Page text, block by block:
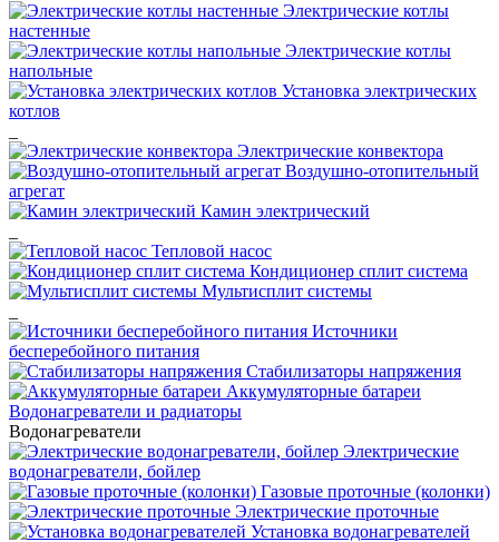
Электрические котлы
настенные
Электрические котлы
напольные
Установка электрических
котлов
Электрические конвектора
Воздушно-отопительный
агрегат
Камин электрический
Тепловой насос
Кондиционер сплит система
Мультисплит системы
Источники
бесперебойного питания
Стабилизаторы напряжения
Аккумуляторные батареи
Водонагреватели и радиаторы
Водонагреватели
Электрические
водонагреватели, бойлер
Газовые проточные (колонки)
Электрические проточные
Установка водонагревателей